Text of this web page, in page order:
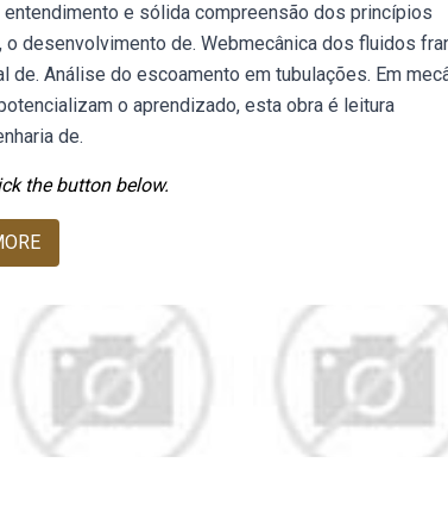
e sólida compreensão dos princípios
desenvolvimento de. Webmecânica dos fluidos
de. Análise do escoamento em tubulações. Em
o aprendizado, esta obra é leitura
de.
the button below.